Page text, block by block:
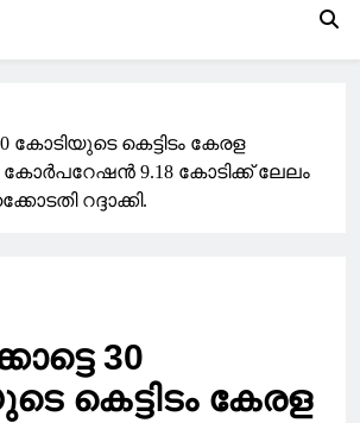
കോടിയുടെ കെട്ടിടം കേരള
9.18 കോടിക്ക് ലേലം
റദ്ദാക്കി.
30
കെട്ടിടം കേരള